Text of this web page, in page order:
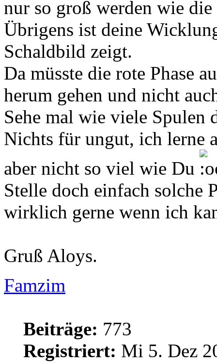
nur so groß werden wie
Übrigens ist deine
Schaldbild zeigt.
Da müsste die rote Phase
herum gehen und nicht
Sehe mal wie viele Spulen
Nichts für ungut, ich lerne
aber nicht so viel wie Du
Stelle doch einfach solche
wirklich gerne wenn ich
Gruß Aloys.
Famzim
Beiträge: 773
Registriert: Mi 5. Dez